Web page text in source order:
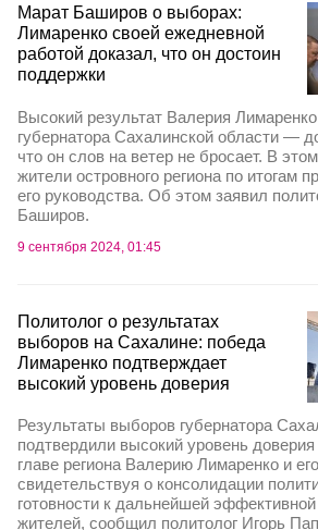
Марат Баширов о выборах:
Лимаренко своей ежедневной
работой доказал, что он достоин
поддержки
Высокий результат Валерия
губернатора Сахалинской области —
что он слов на ветер не бросает. В
жители островного региона по итогам
его руководства. Об этом заявил
Баширов.
9 сентября 2024, 01:45
Политолог о результатах
выборов на Сахалине: победа
Лимаренко подтверждает
высокий уровень доверия
Результаты выборов губернатора
подтвердили высокий уровень
главе региона Валерию Лимаренко и
свидетельствуя о консолидации
готовности к дальнейшей
жителей, сообщил политолог Игорь